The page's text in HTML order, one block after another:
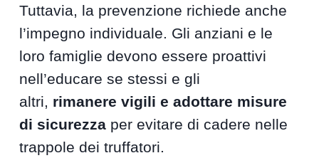
Tuttavia, la prevenzione richiede anche
l’impegno individuale. Gli anziani e le
loro famiglie devono essere proattivi
nell’educare se stessi e gli
altri, rimanere vigili e adottare misure
di sicurezza per evitare di cadere nelle
trappole dei truffatori.